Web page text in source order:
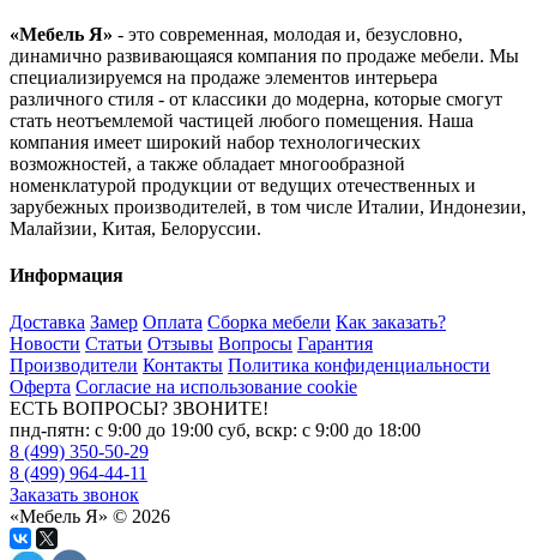
«Мебель Я» - это современная, молодая и, безусловно,
динамично развивающаяся компания по продаже мебели. Мы
специализируемся на продаже элементов интерьера
различного стиля - от классики до модерна, которые смогут
стать неотъемлемой частицей любого помещения. Наша
компания имеет широкий набор технологических
возможностей, а также обладает многообразной
номенклатурой продукции от ведущих отечественных и
зарубежных производителей, в том числе Италии, Индонезии,
Малайзии, Китая, Белоруссии.
Информация
Доставка Замер Оплата Сборка мебели Как заказать?
Новости Статьи Отзывы Вопросы Гарантия
Производители Контакты Политика конфиденциальности
Оферта Согласие на использование cookie
ЕСТЬ ВОПРОСЫ? ЗВОНИТЕ!
пнд-пятн: с 9:00 до 19:00 суб, вскр: с 9:00 до 18:00
8 (499) 350-50-29
8 (499) 964-44-11
Заказать звонок
«Мебель Я» © 2026